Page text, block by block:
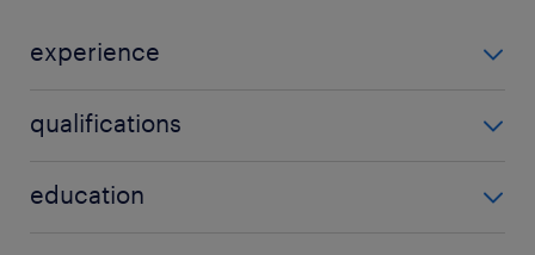
Pour mener à bien ces tâches, vous mobilisez
la documentation fournie, comprendre les
documents conformes aux exigences
experience
qualifications
education